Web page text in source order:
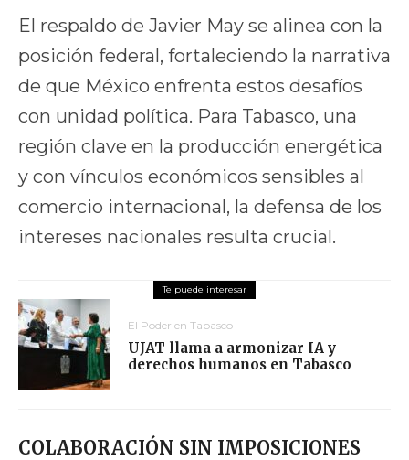
El respaldo de Javier May se alinea con la
posición federal, fortaleciendo la narrativa
de que México enfrenta estos desafíos
con unidad política. Para Tabasco, una
región clave en la producción energética
y con vínculos económicos sensibles al
comercio internacional, la defensa de los
intereses nacionales resulta crucial.
El Poder en Tabasco
UJAT llama a armonizar IA y
derechos humanos en Tabasco
COLABORACIÓN SIN IMPOSICIONES